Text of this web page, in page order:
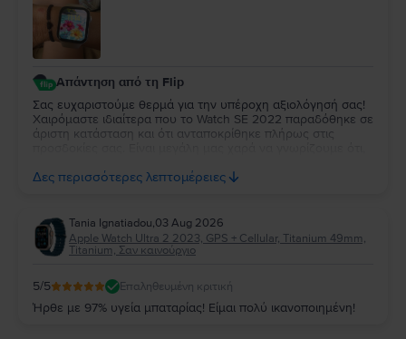
Απάντηση από τη Flip
Σας ευχαριστούμε θερμά για την υπέροχη αξιολόγησή σας!
Χαιρόμαστε ιδιαίτερα που το Watch SE 2022 παραδόθηκε σε
άριστη κατάσταση και ότι ανταποκρίθηκε πλήρως στις
απολαύσετε τη νέα σας συσκευή για πολλά χρόνια!
Δες περισσότερες λεπτομέρειες
Tania Ignatiadou,03 Aug 2026
Apple Watch Ultra 2 2023, GPS + Cellular, Titanium 49mm,
Titanium, Σαν καινούργιο
5/5 Επαληθευμένη κριτική
Ήρθε με 97% υγεία μπαταρίας! Είμαι πολύ ικανοποιημένη!